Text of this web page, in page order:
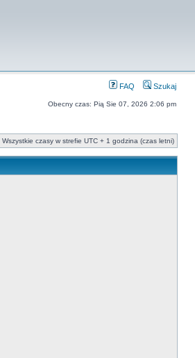
FAQ Szukaj
Obecny czas: Pią Sie 07, 2026 2:06 pm
Wszystkie czasy w strefie UTC + 1 godzina (czas letni)